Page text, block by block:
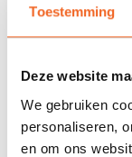
Toestemming
Deze website
We gebruiken
personaliseren,
en om ons
678 GOOGLE
Beoordeling
INFORMATIE